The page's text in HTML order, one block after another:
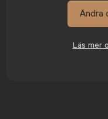
Ändra
Läs mer